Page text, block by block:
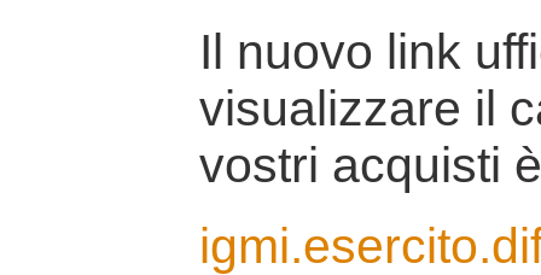
Il nuovo link
visualizzare il
vostri acquisti